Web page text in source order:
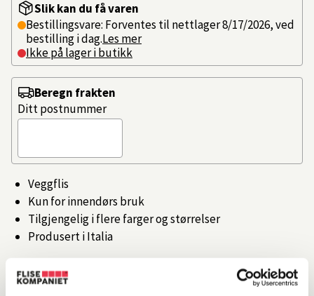
Slik kan du få varen
Bestillingsvare: Forventes til nettlager 8/17/2026, ved
bestilling i dag.Les mer
Ikke på lager i butikk
Veggflis
Kun for innendørs bruk
Tilgjengelig i flere farger og størrelser
Produsert i Italia
Beregn frakten
Ditt postnummer